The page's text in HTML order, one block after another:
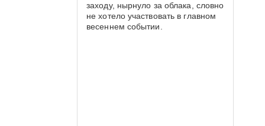
заходу, нырнуло за облака, словно
не хотело участвовать в главном
весеннем событии.